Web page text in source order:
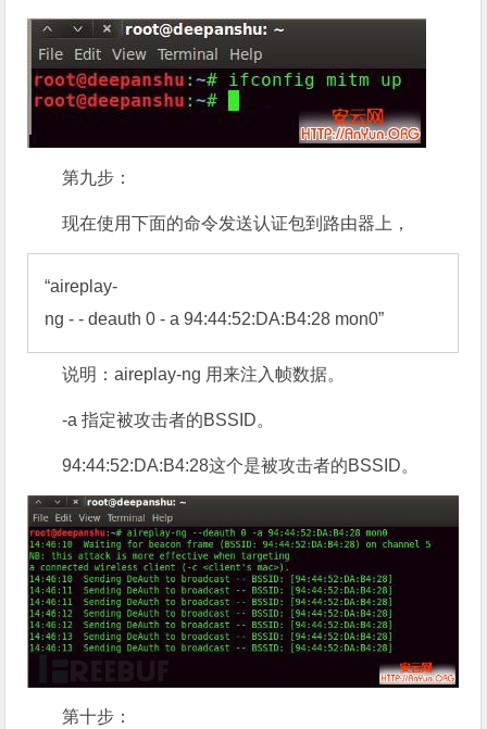
第九步：
现在使用下面的命令发送认证包到路由器上，
“aireplay-
ng - - deauth 0 - a 94:44:52:DA:B4:28 mon0”
说明：aireplay-ng 用来注入帧数据。
-a 指定被攻击者的BSSID。
94:44:52:DA:B4:28这个是被攻击者的BSSID。
第十步：